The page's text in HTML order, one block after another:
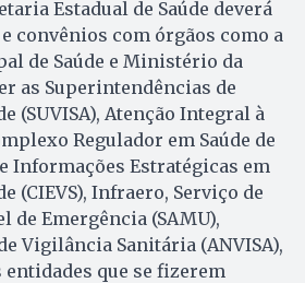
Estadual de Saúde deverá
convênios com órgãos como a
de Saúde e Ministério da
as Superintendências de
(SUVISA), Atenção Integral à
Regulador em Saúde de
Informações Estratégicas em
(CIEVS), Infraero, Serviço de
de Emergência (SAMU),
Vigilância Sanitária (ANVISA),
que se fizerem